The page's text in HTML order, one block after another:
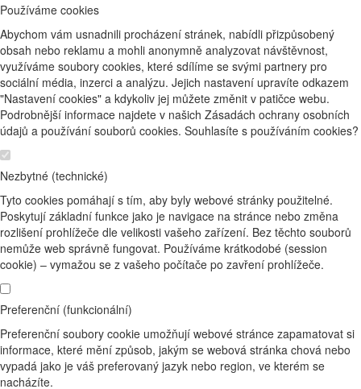
Používáme cookies
Abychom vám usnadnili procházení stránek, nabídli přizpůsobený
obsah nebo reklamu a mohli anonymně analyzovat návštěvnost,
využíváme soubory cookies, které sdílíme se svými partnery pro
sociální média, inzerci a analýzu. Jejich nastavení upravíte odkazem
"Nastavení cookies" a kdykoliv jej můžete změnit v patičce webu.
Podrobnější informace najdete v našich Zásadách ochrany osobních
údajů a používání souborů cookies. Souhlasíte s používáním cookies?
Nezbytné (technické)
Tyto cookies pomáhají s tím, aby byly webové stránky použitelné.
Poskytují základní funkce jako je navigace na stránce nebo změna
rozlišení prohlížeče dle velikosti vašeho zařízení. Bez těchto souborů
nemůže web správně fungovat. Používáme krátkodobé (session
cookie) – vymažou se z vašeho počítače po zavření prohlížeče.
Preferenční (funkcionální)
Preferenční soubory cookie umožňují webové stránce zapamatovat si
informace, které mění způsob, jakým se webová stránka chová nebo
vypadá jako je váš preferovaný jazyk nebo region, ve kterém se
nacházíte.